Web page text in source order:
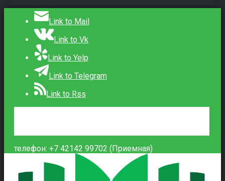
Link to Mail
Link to Vk
Link to Yelp
Link to Telegram
Link to Rss
телефон: +7 42142 99702 (Приемная)